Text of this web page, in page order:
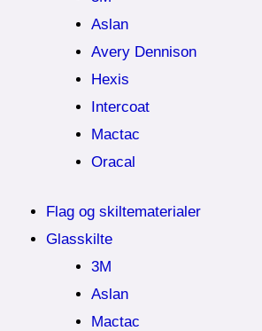
Aslan
Avery Dennison
Hexis
Intercoat
Mactac
Oracal
Flag og skiltematerialer
Glasskilte
3M
Aslan
Mactac